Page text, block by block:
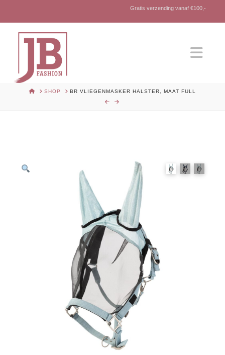
Gratis verzending vanaf €100,-
HOMESHOP BR VLIEGENMASKER HALSTER, MAAT FULL